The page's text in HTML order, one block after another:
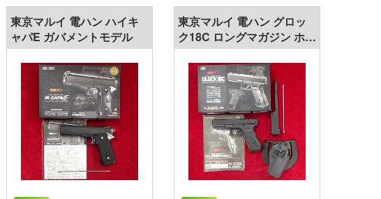
東京マルイ 電ハン ハイキ
ャパE ガバメントモデル
東京マルイ 電ハン グロッ
ク18C ロングマガジン ホル
スターセット 電動ハンドガ
ン